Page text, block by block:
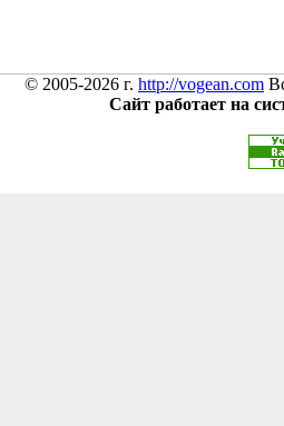
© 2005-2026 г. http://vogean.com
Сайт работает на